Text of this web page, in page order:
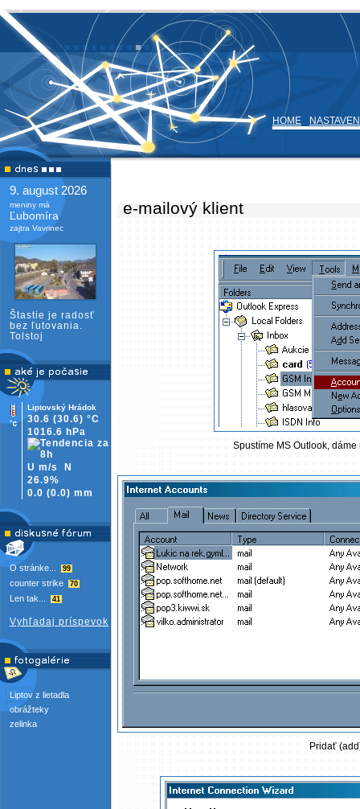
HOME
9. august 2026
meniny má
Ľubomíra
zajtra Vavrinec
Štastie je radosť
bez ľutovania.
Tolstoj
Liptovský Hrádok
30.6 (30.6) °C
1016.6 hPa
U m/s
N
26.9%
0.0 (0.0) mm
O stránke... 99
counter strike 70
Len tak... 41
Vyhľadaj príspevok
Liptov z lietadla
obrážteky
zelinka
e-mailový klient
Spustíme MS Outlook,
Pridať